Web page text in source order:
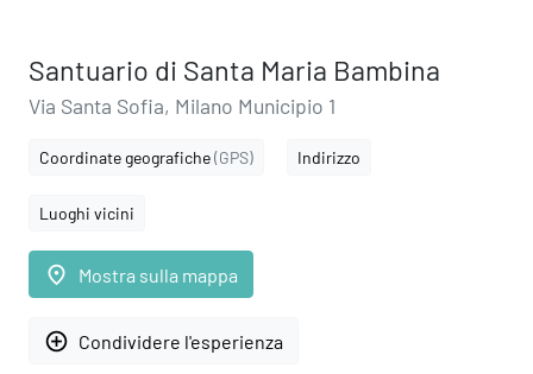
Santuario di Santa Maria Bambina
Via Santa Sofia, Milano Municipio 1
Coordinate geografiche(GPS) Indirizzo
Luoghi vicini
place Mostra sulla mappa
add_circle_outline Condividere l'esperienza